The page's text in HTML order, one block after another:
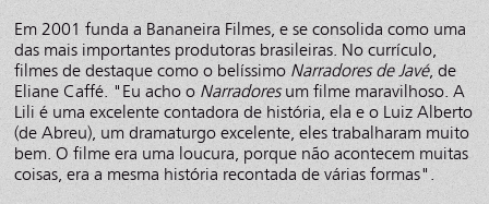
Em 2001 funda a Bananeira Filmes, e se consolida como uma
das mais importantes produtoras brasileiras. No currículo,
filmes de destaque como o belíssimo Narradores de Javé, de
Eliane Caffé. "Eu acho o Narradoresum filme maravilhoso. A
Lili é uma excelente contadora de história, ela e o Luiz Alberto
(de Abreu), um dramaturgo excelente, eles trabalharam muito
bem. O filme era uma loucura, porque não acontecem muitas
coisas, era a mesma história recontada de várias formas".